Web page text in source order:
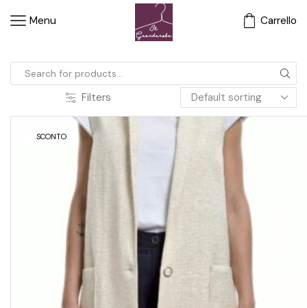
Menu Carrello
Filters
SCONTO